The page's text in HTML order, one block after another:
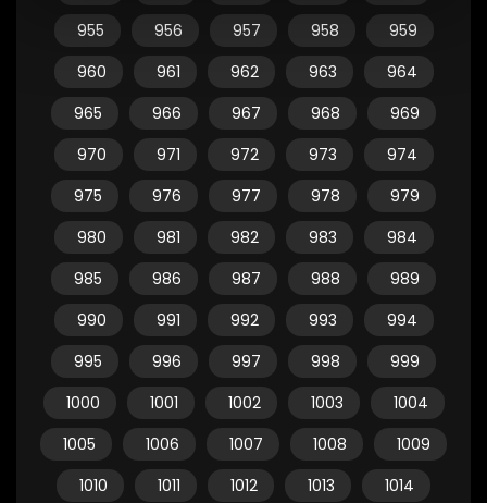
955
956 957 958
959
960
961 962 963
964
965
966 967 968
969
970
971 972 973
974
975
976 977 978
979
980
981 982 983
984
985
986 987 988
989
990
991 992 993
994
995
996 997 998
999
1000
1001 1002 1003
1004
1005
1006 1007 1008
1009
1010
1011 1012 1013
1014